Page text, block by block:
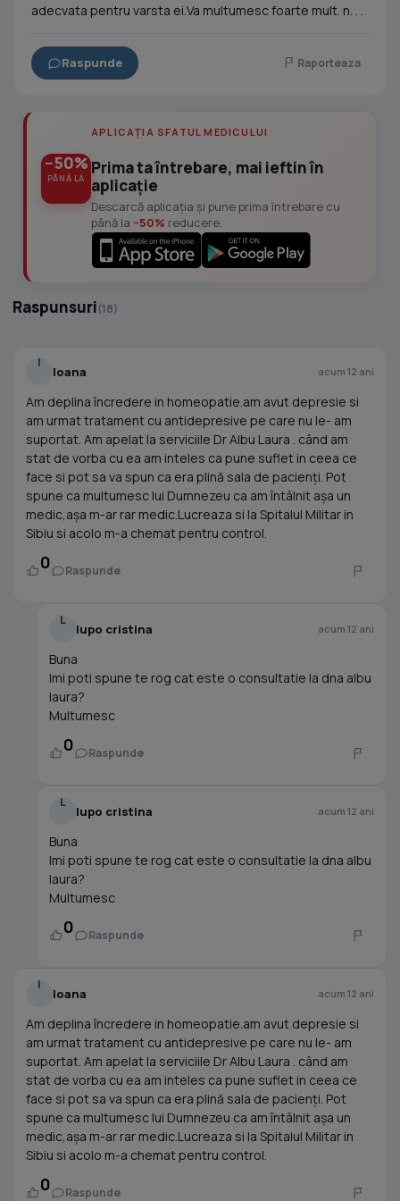
adecvata pentru varsta ei.Va multumesc foarte mult. n. . .
Raspunde Raporteaza
−50%
PÂNĂ LA
APLICAȚIA SFATUL MEDICULUI
Prima ta întrebare, mai ieftin în
aplicație
Descarcă aplicația și pune prima întrebare cu
până la −50% reducere.
Raspunsuri(18)
I
Ioana acum 12 ani
Am deplina încredere in homeopatie.am avut depresie si
am urmat tratament cu antidepresive pe care nu le- am
suportat. Am apelat la serviciile Dr Albu Laura . când am
stat de vorba cu ea am inteles ca pune suflet in ceea ce
face si pot sa va spun ca era plină sala de pacienți. Pot
spune ca multumesc lui Dumnezeu ca am întâlnit așa un
medic,așa m-ar rar medic.Lucreaza si la Spitalul Militar in
Sibiu si acolo m-a chemat pentru control.
0 Raspunde
L
lupo cristina acum 12 ani
Buna
Imi poti spune te rog cat este o consultatie la dna albu
laura?
Multumesc
0 Raspunde
L
lupo cristina acum 12 ani
Buna
Imi poti spune te rog cat este o consultatie la dna albu
laura?
Multumesc
0 Raspunde
I
Ioana acum 12 ani
Am deplina încredere in homeopatie.am avut depresie si
am urmat tratament cu antidepresive pe care nu le- am
suportat. Am apelat la serviciile Dr Albu Laura . când am
stat de vorba cu ea am inteles ca pune suflet in ceea ce
face si pot sa va spun ca era plină sala de pacienți. Pot
spune ca multumesc lui Dumnezeu ca am întâlnit așa un
medic,așa m-ar rar medic.Lucreaza si la Spitalul Militar in
Sibiu si acolo m-a chemat pentru control.
0 Raspunde